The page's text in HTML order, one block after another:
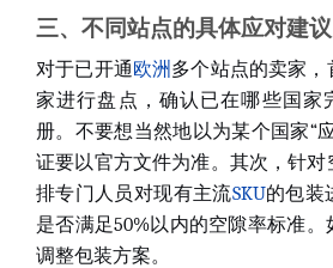
三、不同站点的具体应对建议
对于已开通欧洲 多个站点的卖家
家进行盘点，确认已在哪些国家
册。不要想当然地以为某个国家“
证要以官方文件为准。其次，针
排专门人员对现有主流SKU的包装
是否满足50%以内的空隙率标准
调整包装方案。